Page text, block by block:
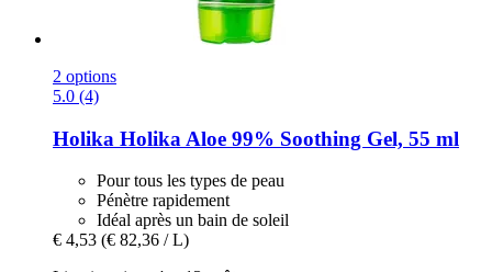
2 options
5.0 (4)
Holika Holika Aloe 99% Soothing Gel, 55 ml
Pour tous les types de peau
Pénètre rapidement
Idéal après un bain de soleil
€ 4,53 (€ 82,36 / L)